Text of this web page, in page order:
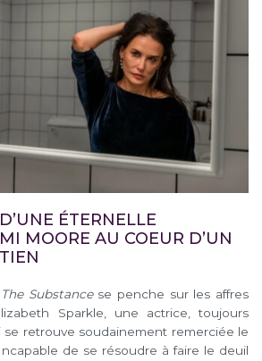
ÉTERNELLE
MOORE AU COEUR D’UN
The Substancese penche sur les affres
Sparkle, une actrice, toujours
se retrouve soudainement remerciée le
de se résoudre à faire le deuil